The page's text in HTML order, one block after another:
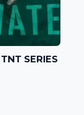
SERIES